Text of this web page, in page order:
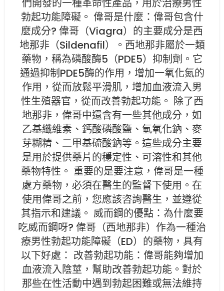
們開發的一種革命性產品，用於治療男性
勃起功能障礙。 偉哥是什麼：偉哥包含什
麼成分? 偉哥（Viagra）的主要成分是西
地那非（Sildenafil）。西地那非屬於一類
藥物，稱為磷酸酶5（PDE5）抑制劑。它
通過抑制PDE5酶的作用，增加一氧化氮的
作用，從而放鬆平滑肌，增加血液流入男
性生殖器官，從而改善勃起功能。 除了西
地那非，偉哥中還含有一些其他成分，如
乙基纖維素、鈣酸磷酸鹽、氫氧化鈉、麥
芽糊精、二甲基硫酸鈉等。這些成分主要
是用於提供藥片的穩定性、可溶性和其他
藥物特性。 重要的是要注意，偉哥是一種
處方藥物，必須在醫生的監督下使用。在
使用偉哥之前，您應該咨詢醫生，並遵從
其指示和建議。 威而鋼的優點：為什麼要
吃威而鋼呀? 偉哥（西地那非）作為一種治
療男性勃起功能障礙（ED）的藥物，具有
以下好處： 改善勃起功能：偉哥能夠增加
血液流入陰莖，幫助改善勃起功能。對於
那些在性活動中遇到勃起困難或無法維持